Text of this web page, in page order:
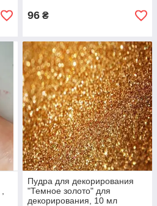
96 ₴
Пудра для декорирования
"Темное золото" для
декорирования, 10 мл